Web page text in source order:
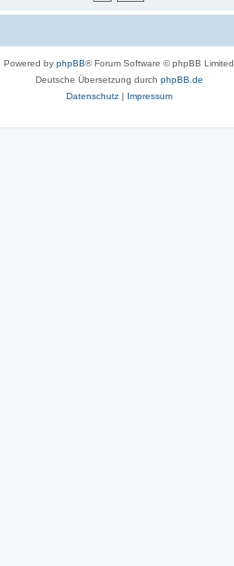
Powered by phpBB® Forum Software © phpBB Limited
Deutsche Übersetzung durch phpBB.de
Datenschutz| Impressum